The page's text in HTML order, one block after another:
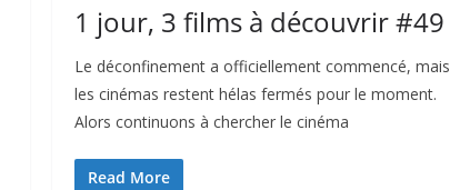
1 jour, 3 films à découvrir #49
Le déconfinement a officiellement commencé, mais
les cinémas restent hélas fermés pour le moment.
Alors continuons à chercher le cinéma
Read More